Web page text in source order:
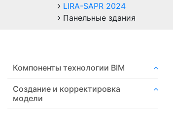
LIRA-SAPR 2024
Панельные здания
Компоненты технологии ВIM
Создание и корректировка
модели